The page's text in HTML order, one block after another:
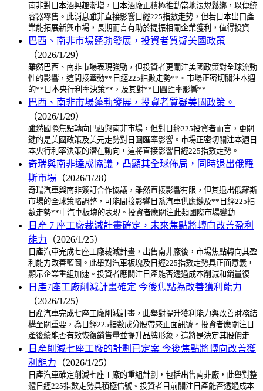
南非對日本酒興趣漸增，日本酒廠正積極推動當地法規鬆綁，以傳統
容器零售。此消息雖非直接影響日經225指數走勢，但若日本出口產
業能拓展新興市場，長期而言有助於提振相關企業獲利，值得投資
巴西、南非市場蓬勃發展，投資者質疑美國政策
（2026/1/29）
雖然巴西、南非市場表現強勁，但投資者更關注美國政策對全球流動
性的影響，這間接牽動**日經225指數走勢**。市場正密切關注本週
的**日本央行利率決策**，及其對**日圓匯率影響**
巴西、南非市場蓬勃發展，投資者質疑美國政策。
（2026/1/29）
雖然國際焦點轉向巴西與南非市場，但對日經225投資者而言，更關
鍵的是美國政策及美元走勢對日圓匯率影響。市場正密切關注本週日
本央行利率決策的潛在動向，這將直接影響日經225指數走勢。
奇瑞與南非達成協議，凸顯其全球佈局，同時退出俄羅
斯市場 （2026/1/28）
奇瑞汽車與南非簽訂合作協議，雖然直接影響有限，但其退出俄羅斯
市場的全球策略調整，可能間接影響日系汽車供應鏈及**日經225指
數走勢**中汽車板塊的表現。投資者應關注此類國際市場變動
日產 7 座工廠裁減計畫確定，未來焦點將轉向改善盈利
能力 （2026/1/25）
日產汽車完成七座工廠裁減計畫，出售南非廠後，市場焦點轉向其盈
利能力改善藍圖。此舉對汽車板塊及日經225指數走勢具正面意義，
顯示企業重組加速。投資者應關注日產能否透過成本削減和銷量復
日產7座工廠削減計畫確定 今後焦點為改善獲利能力
（2026/1/25）
日產汽車完成七座工廠削減計畫，此舉對提升獲利能力與改善財務結
構至關重要，為日經225指數成分股帶來正面訊號。投資者應關注日
產後續能否有效恢復銷售量並提升品牌形象，這將是決定其股價走
日產削減七座工廠的計劃已定案 今後焦點將轉向改善獲
利能力 （2026/1/25）
日產汽車確定削減七座工廠的重組計劃，包括出售南非廠，此舉對整
體日經225指數走勢具積極信號。投資者目前關注日產能否透過成本